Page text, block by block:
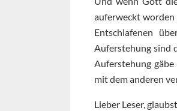
auferweckt
Entschlafenen
Auferstehung sind
Auferstehung
mit dem anderen
Lieber Leser,